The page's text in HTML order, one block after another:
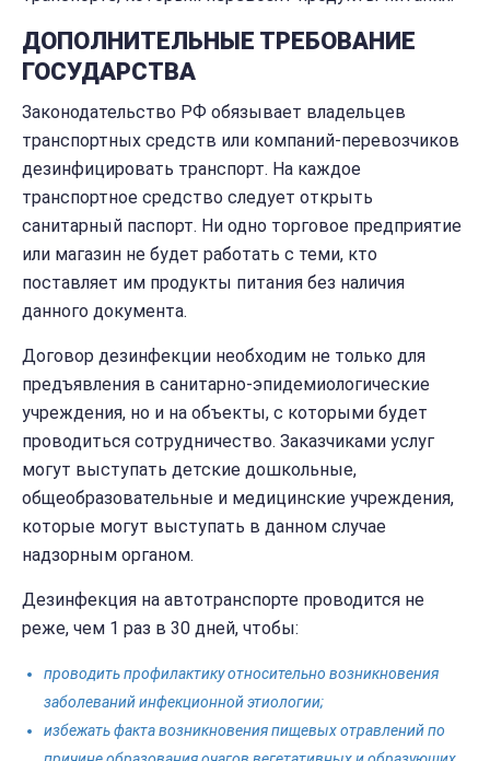
ДОПОЛНИТЕЛЬНЫЕ ТРЕБОВАНИЕ
ГОСУДАРСТВА
Законодательство РФ обязывает владельцев
транспортных средств или компаний-перевозчиков
дезинфицировать транспорт. На каждое
транспортное средство следует открыть
санитарный паспорт. Ни одно торговое предприятие
или магазин не будет работать с теми, кто
поставляет им продукты питания без наличия
данного документа.
Договор дезинфекции необходим не только для
предъявления в санитарно-эпидемиологические
учреждения, но и на объекты, с которыми будет
проводиться сотрудничество. Заказчиками услуг
могут выступать детские дошкольные,
общеобразовательные и медицинские учреждения,
которые могут выступать в данном случае
надзорным органом.
Дезинфекция на автотранспорте проводится не
реже, чем 1 раз в 30 дней, чтобы:
проводить профилактику относительно возникновения
заболеваний инфекционной этиологии;
избежать факта возникновения пищевых отравлений по